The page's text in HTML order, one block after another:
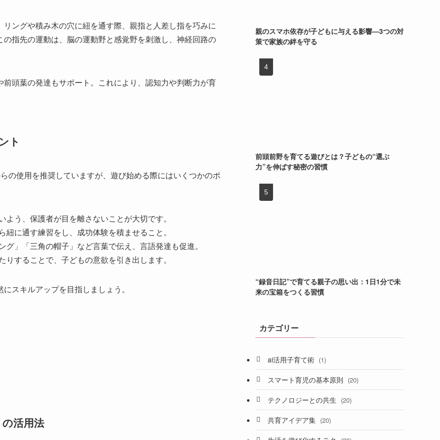
ングや積み木の穴に紐を通す際、親指と人差し指を巧みに
指先の運動は、脳の運動野と感覚野を刺激し、神経回路の
頭葉の発達もサポート。これにより、認知力や判断力が育
ト
の使用を推奨していますが、遊び始める際にはいくつかのポ
う、保護者が目を離さないことが大切です。
に通す練習をし、成功体験を積ませること。
」「三角の帽子」など言葉で伝え、言語発達も促進。
することで、子どもの意欲を引き出します。
スキルアップを目指しましょう。
活用法
親のスマホ依存が子どもに与える影響—3つの対
策で家族の絆を守る
前頭前野を育てる遊びとは？子どもの“選ぶ
力”を伸ばす秘密の習慣
“録音日記”で育てる親子の思い出：1日1分で未
来の宝箱をつくる習慣
カテゴリー
ai活用子育て術 (1)
スマート育児の基本原則 (20)
テクノロジーとの共生 (20)
共育アイデア集 (20)